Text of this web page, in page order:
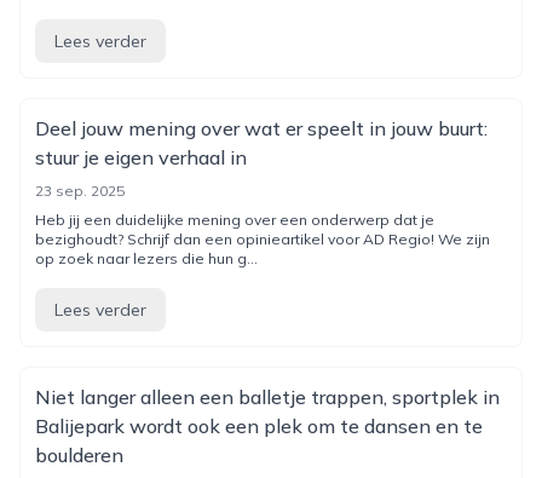
Lees verder
Deel jouw mening over wat er speelt in jouw buurt:
stuur je eigen verhaal in
23 sep. 2025
Heb jij een duidelijke mening over een onderwerp dat je
bezighoudt? Schrijf dan een opinieartikel voor AD Regio! We zijn
op zoek naar lezers die hun g...
Lees verder
Niet langer alleen een balletje trappen, sportplek in
Balijepark wordt ook een plek om te dansen en te
boulderen